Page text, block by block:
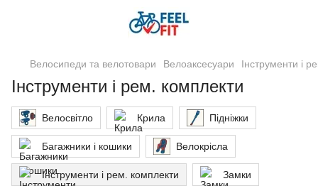
Велосипеди та велотовари Велоаксесуари Інструменти і
Інструменти і рем. комплекти
Велосвітло Крила Підніжки
Багажники і кошики Велокрісла
Інструменти і рем. комплекти Замки